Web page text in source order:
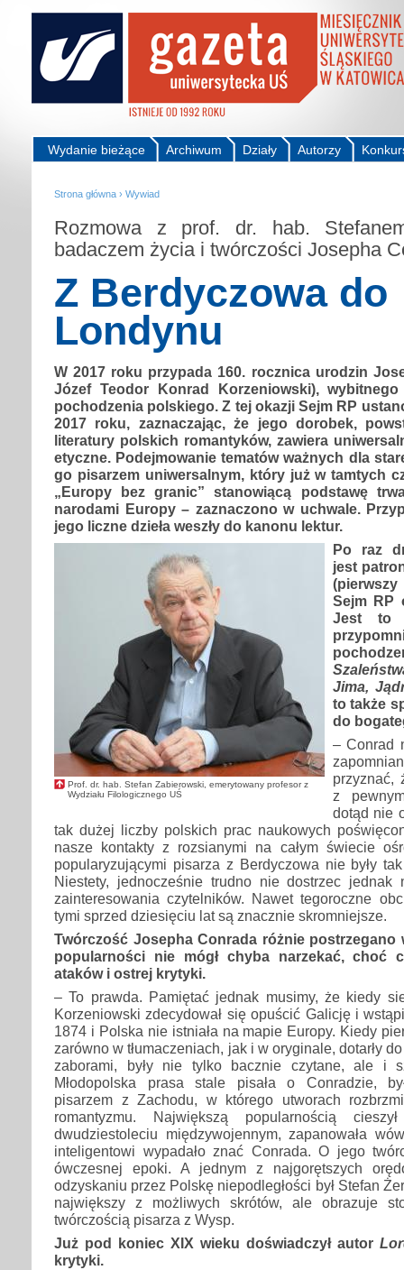
Autorzy
Działy
Archiwum
Wydanie bieżące
Strona główna › Wywiad
Rozmowa z prof. dr. hab.
badaczem życia i twórczości Josepha
Z Berdyczowa do
Londynu
W 2017 roku przypada 160. rocznica urodzin
Józef Teodor Konrad Korzeniowski),
pochodzenia polskiego. Z tej okazji Sejm RP
2017 roku, zaznaczając, że jego dorobek,
literatury polskich romantyków, zawiera
etyczne. Podejmowanie tematów ważnych dla
go pisarzem uniwersalnym, który już w tamtych
„Europy bez granic” stanowiącą podstawę
narodami Europy – zaznaczono w uchwale.
jego liczne dzieła weszły do kanonu lektur.
Prof. dr. hab. Stefan Zabierowski, emerytowany profesor z
Wydziału Filologicznego UŚ
Po raz
jest
Sejm RP
Jest to
Jima,
to także
do
– Conrad
przyznać,
z
dotąd nie
tak dużej liczby polskich prac naukowych
nasze kontakty z rozsianymi na całym świecie
popularyzującymi pisarza z Berdyczowa nie były
Niestety, jednocześnie trudno nie dostrzec jednak
zainteresowania czytelników. Nawet tegoroczne
tymi sprzed dziesięciu lat są znacznie skromniejsze.
Twórczość Josepha Conrada różnie postrzegano
popularności nie mógł chyba narzekać, choć
ataków i ostrej krytyki.
– To prawda. Pamiętać jednak musimy, że kiedy
Korzeniowski zdecydował się opuścić Galicję i
1874 i Polska nie istniała na mapie Europy. Kiedy
zarówno w tłumaczeniach, jak i w oryginale, dotarły
zaborami, były nie tylko bacznie czytane, ale i
Młodopolska prasa stale pisała o Conradzie,
pisarzem z Zachodu, w którego utworach
romantyzmu. Największą popularnością
dwudziestoleciu międzywojennym, zapanowała
inteligentowi wypadało znać Conrada. O jego
ówczesnej epoki. A jednym z najgorętszych
odzyskaniu przez Polskę niepodległości był Stefan
największy z możliwych skrótów, ale obrazuje
twórczością pisarza z Wysp.
Już pod koniec XIX wieku doświadczył autor
krytyki.